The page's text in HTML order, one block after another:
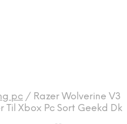
pc / Razer Wolverine V3
Til Xbox Pc Sort Geekd Dk